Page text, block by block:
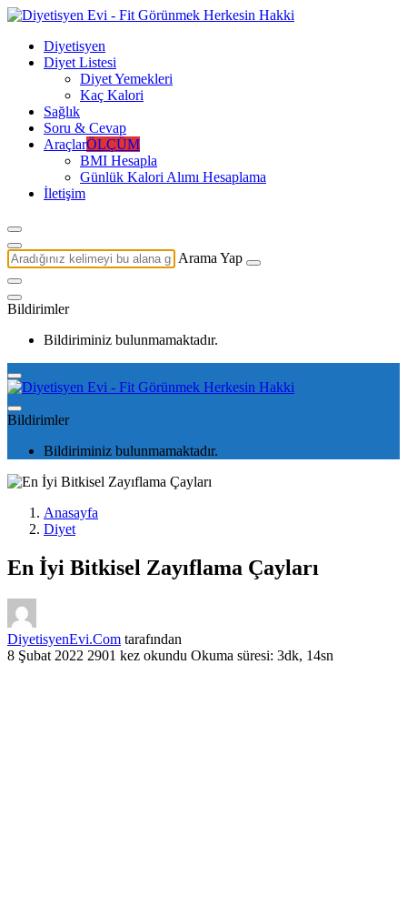
Diyetisyen
Diyet Listesi
Diyet Yemekleri
Kaç Kalori
Sağlık
Soru & Cevap
AraçlarÖLÇÜM
BMI Hesapla
Günlük Kalori Alımı Hesaplama
İletişim
Arama Yap
Bildirimler
Bildiriminiz bulunmamaktadır.
Bildirimler
Bildiriminiz bulunmamaktadır.
Anasayfa
Diyet
En İyi Bitkisel Zayıflama Çayları
DiyetisyenEvi.Com tarafından
8 Şubat 2022 2901 kez okundu Okuma süresi: 3dk, 14sn